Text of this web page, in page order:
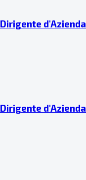
d'Azienda
d'Azienda